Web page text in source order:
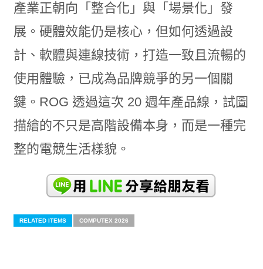
產業正朝向「整合化」與「場景化」發
展。硬體效能仍是核心，但如何透過設
計、軟體與連線技術，打造一致且流暢的
使用體驗，已成為品牌競爭的另一個關
鍵。ROG 透過這次 20 週年產品線，試圖
描繪的不只是高階設備本身，而是一種完
整的電競生活樣貌。
RELATED ITEMS COMPUTEX 2026